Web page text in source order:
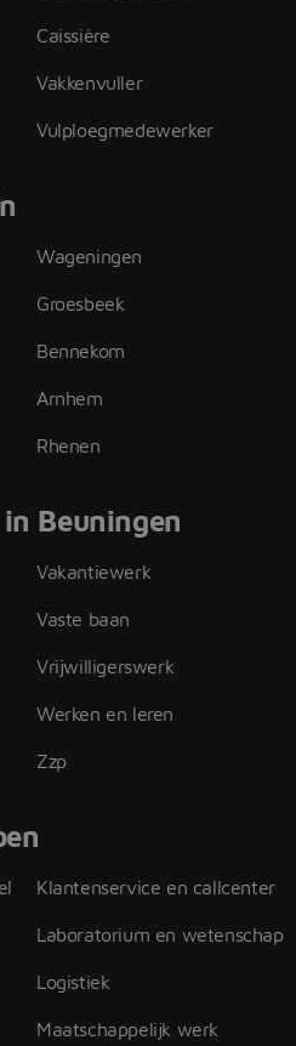
Caissière
Vakkenvuller
Vulploegmedewerker
Wageningen
Groesbeek
Bennekom
Arnhem
Rhenen
Beuningen
Vakantiewerk
Vaste baan
Vrijwilligerswerk
Werken en leren
Zzp
Klantenservice en callcenter
Laboratorium en wetenschap
Logistiek
Maatschappelijk werk